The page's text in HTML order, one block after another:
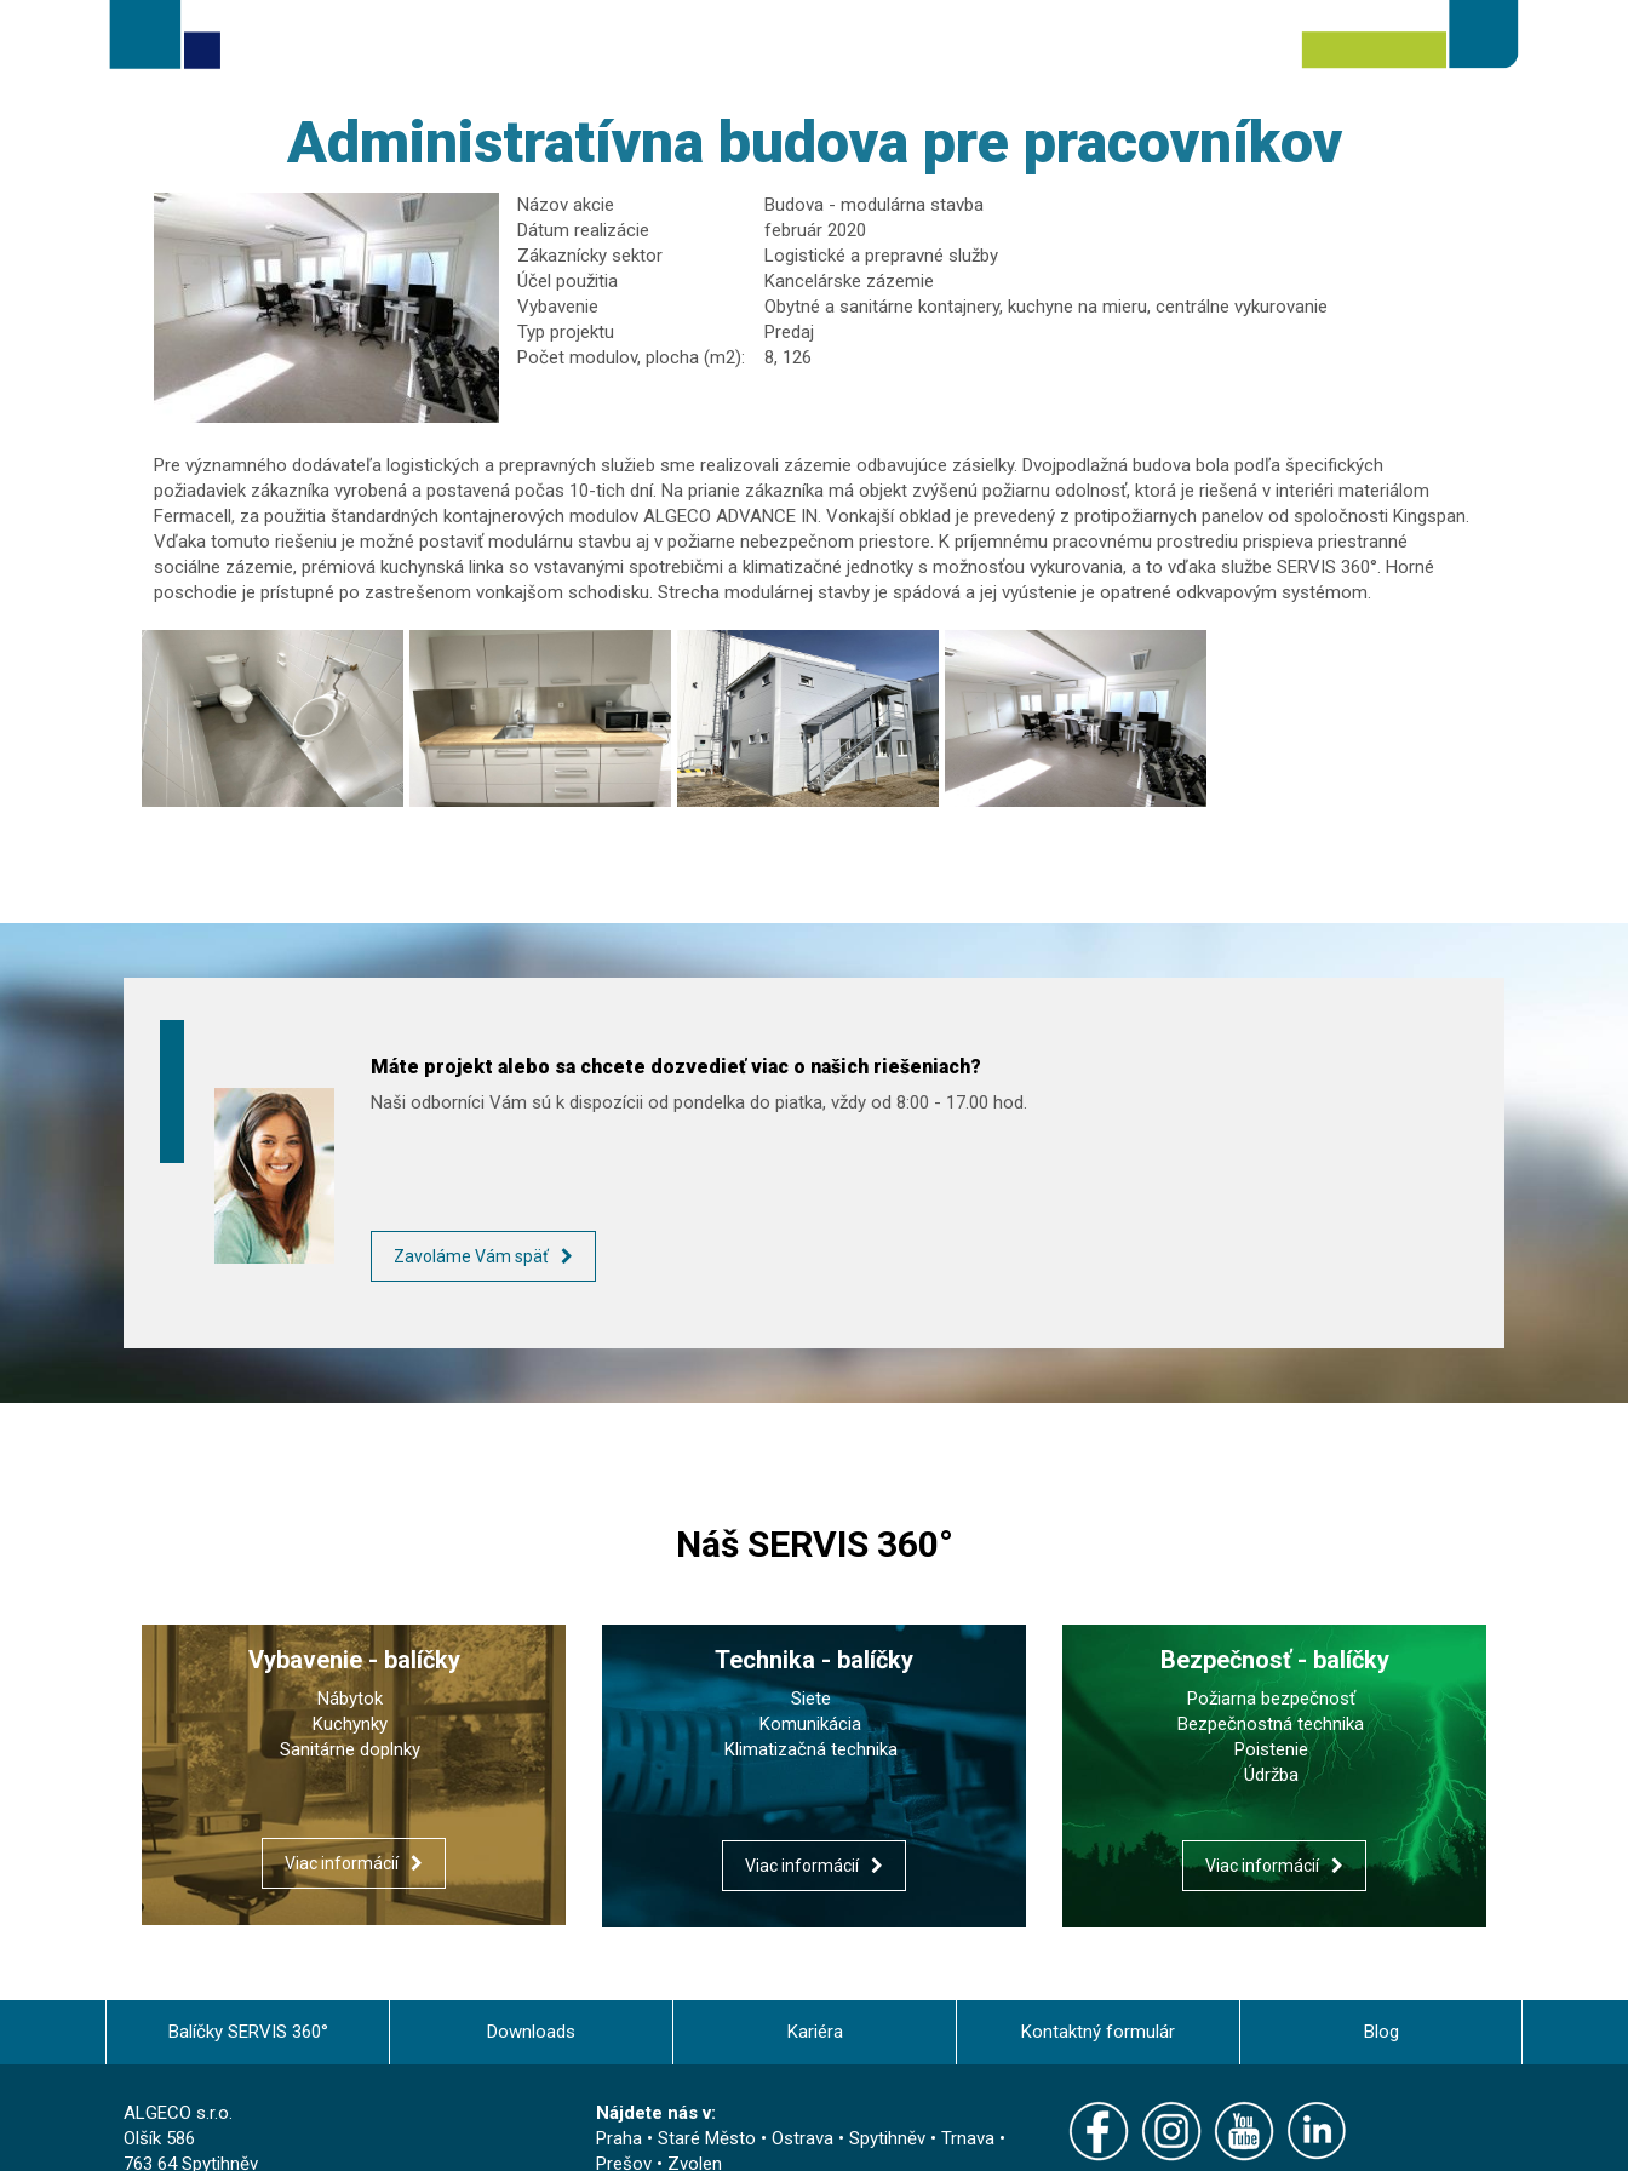
Administratívna budova pre pracovníkov
Názov akcie
Budova - modulárna stavba
Dátum realizácie
február 2020
Zákaznícky sektor
Logistické a prepravné služby
Účel použitia
Kancelárske zázemie
Vybavenie
Obytné a sanitárne kontajnery, kuchyne na mieru, centrálne vykurovanie
Typ projektu
Predaj
Počet modulov, plocha (m2):
8, 126
Pre významného dodávateľa logistických a prepravných služieb sme realizovali zázemie odbavujúce zásielky. Dvojpodlažná budova bola podľa špecifických
požiadaviek zákazníka vyrobená a postavená počas 10-tich dní. Na prianie zákazníka má objekt zvýšenú požiarnu odolnosť, ktorá je riešená v interiéri materiálom
Fermacell, za použitia štandardných kontajnerových modulov ALGECO ADVANCE IN. Vonkajší obklad je prevedený z protipožiarnych panelov od spoločnosti Kingspan.
Vďaka tomuto riešeniu je možné postaviť modulárnu stavbu aj v požiarne nebezpečnom priestore. K príjemnému pracovnému prostrediu prispieva priestranné
sociálne zázemie, prémiová kuchynská linka so vstavanými spotrebičmi a klimatizačné jednotky s možnosťou vykurovania, a to vďaka službe SERVIS 360°. Horné
poschodie je prístupné po zastrešenom vonkajšom schodisku. Strecha modulárnej stavby je spádová a jej vyústenie je opatrené odkvapovým systémom.
Máte projekt alebo sa chcete dozvedieť viac o našich riešeniach?
Naši odborníci Vám sú k dispozícii od pondelka do piatka, vždy od 8:00 - 17.00 hod.
Zavoláme Vám späť
Náš SERVIS 360°
Vybavenie - balíčky
Nábytok
Kuchynky
Sanitárne doplnky
Viac informácií
Technika - balíčky
Siete
Komunikácia
Klimatizačná technika
Viac informácií
Bezpečnosť - balíčky
Požiarna bezpečnosť
Bezpečnostná technika
Poistenie
Údržba
Viac informácií
Balíčky SERVIS 360° Downloads Kariéra Kontaktný formulár Blog
ALGECO s.r.o.
Olšík 586
763 64 Spytihněv
Nájdete nás v:
Praha • Staré Město • Ostrava • Spytihněv • Trnava •
Prešov • Zvolen